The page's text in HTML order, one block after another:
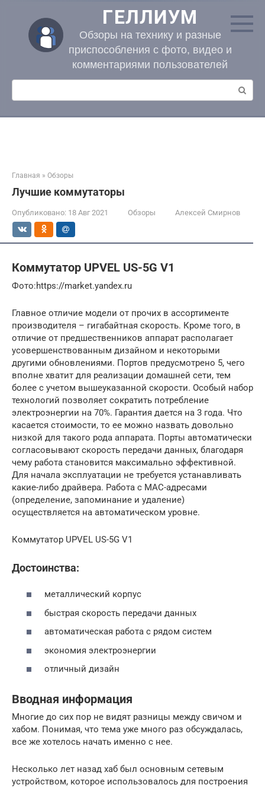
контенту
ГЕЛЛИУМ
Обзоры на технику и разные
приспособления с фото, видео и
комментариями пользователей
Поиск:
Главная » Обзоры
Лучшие коммутаторы
Опубликовано: 18 Авг 2021 Обзоры Алексей Смирнов
Коммутатор UPVEL US-5G V1
​Фото:https://market.yandex.ru
Главное отличие модели от прочих в ассортименте
производителя – гигабайтная скорость. Кроме того, в
отличие от предшественников аппарат располагает
усовершенствованным дизайном и некоторыми
другими обновлениями. Портов предусмотрено 5, чего
вполне хватит для реализации домашней сети, тем
более с учетом вышеуказанной скорости. Особый набор
технологий позволяет сократить потребление
электроэнергии на 70%. Гарантия дается на 3 года. Что
касается стоимости, то ее можно назвать довольно
низкой для такого рода аппарата. Порты автоматически
согласовывают скорость передачи данных, благодаря
чему работа становится максимально эффективной.
Для начала эксплуатации не требуется устанавливать
какие-либо драйвера. Работа с MAC-адресами
(определение, запоминание и удаление)
осуществляется на автоматическом уровне.
Коммутатор UPVEL US-5G V1
Достоинства:
металлический корпус
быстрая скорость передачи данных
автоматическая работа с рядом систем
экономия электроэнергии
отличный дизайн
Вводная информация
Многие до сих пор не видят разницы между свичом и
хабом. Понимая, что тема уже много раз обсуждалась,
все же хотелось начать именно с нее.
Несколько лет назад хаб был основным сетевым
устройством, которое использовалось для построения